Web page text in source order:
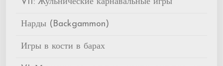
VII: Жульнические карнавальные игры
Нарды (Backgammon)
Игры в кости в барах